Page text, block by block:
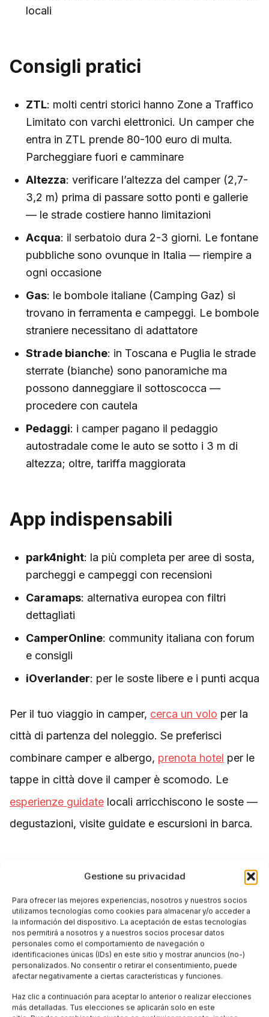
Gestione su privacidad
Para ofrecer las mejores experiencias, nosotros y nuestros socios
utilizamos tecnologías como cookies para almacenar y/o acceder a
la información del dispositivo. La aceptación de estas tecnologías
nos permitirá a nosotros y a nuestros socios procesar datos
personales como el comportamiento de navegación o
identificaciones únicas (IDs) en este sitio y mostrar anuncios (no-)
personalizados. No consentir o retirar el consentimiento, puede
afectar negativamente a ciertas características y funciones.
Haz clic a continuación para aceptar lo anterior o realizar elecciones
más detalladas. Tus elecciones se aplicarán solo en este
locali
Consigli pratici
ZTL: molti centri storici hanno Zone a Traffico
Limitato con varchi elettronici. Un camper che
entra in ZTL prende 80-100 euro di multa.
Parcheggiare fuori e camminare
Altezza: verificare l’altezza del camper (2,7-
3,2 m) prima di passare sotto ponti e gallerie
— le strade costiere hanno limitazioni
Acqua: il serbatoio dura 2-3 giorni. Le fontane
pubbliche sono ovunque in Italia — riempire a
ogni occasione
Gas: le bombole italiane (Camping Gaz) si
trovano in ferramenta e campeggi. Le bombole
straniere necessitano di adattatore
Strade bianche: in Toscana e Puglia le strade
sterrate (bianche) sono panoramiche ma
possono danneggiare il sottoscocca —
procedere con cautela
Pedaggi: i camper pagano il pedaggio
autostradale come le auto se sotto i 3 m di
altezza; oltre, tariffa maggiorata
App indispensabili
park4night: la più completa per aree di sosta,
parcheggi e campeggi con recensioni
Caramaps: alternativa europea con filtri
dettagliati
CamperOnline: community italiana con forum
e consigli
iOverlander: per le soste libere e i punti acqua
Per il tuo viaggio in camper, cerca un volo per la
città di partenza del noleggio. Se preferisci
combinare camper e albergo, prenota hotel per le
tappe in città dove il camper è scomodo. Le
esperienze guidate locali arricchiscono le soste —
degustazioni, visite guidate e escursioni in barca.
itinerarios , libertà , Apulia , road trip ,
Cerdeña
Condividi questo articolo